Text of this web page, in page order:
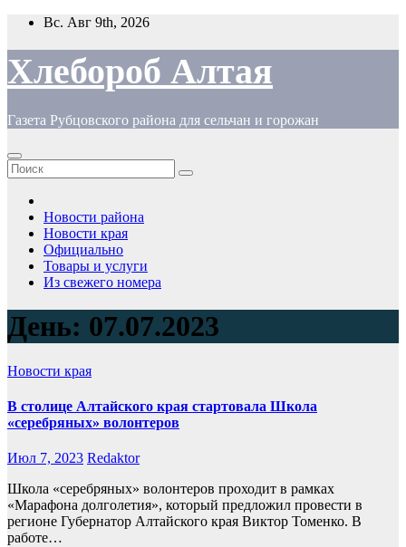
Перейти
содержимому
Вс. Авг 9th, 2026
Хлебороб Алтая
Газета Рубцовского района для сельчан и горожан
Новости района
Новости края
Официально
Товары и услуги
Из свежего номера
День: 07.07.2023
Новости края
В столице Алтайского края стартовала Школа
«серебряных» волонтеров
Июл 7, 2023 Redaktor
Школа «серебряных» волонтеров проходит в рамках
«Марафона долголетия», который предложил провести в
регионе Губернатор Алтайского края Виктор Томенко. В
работе…